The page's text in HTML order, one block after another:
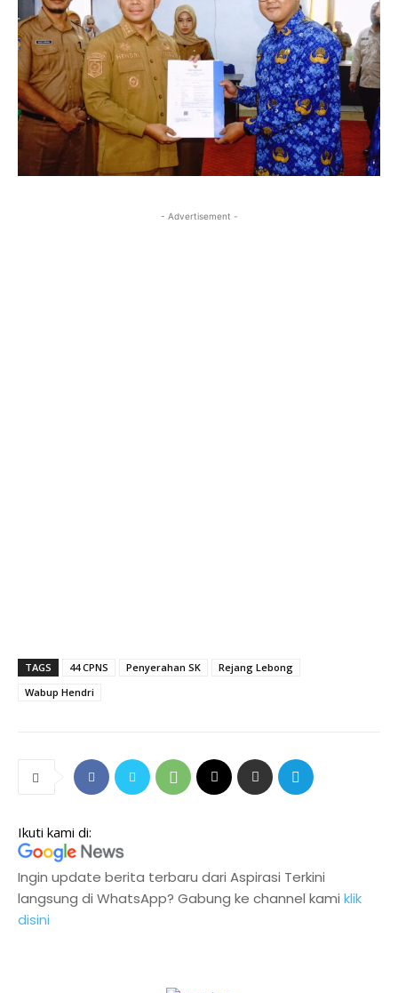
- Advertisement -
TAGS 44 CPNS Penyerahan SK
Rejang Lebong
Wabup Hendri
Ikuti kami di:
Ingin update berita terbaru dari Aspirasi Terkini
langsung di WhatsApp? Gabung ke channel kami klik
disini